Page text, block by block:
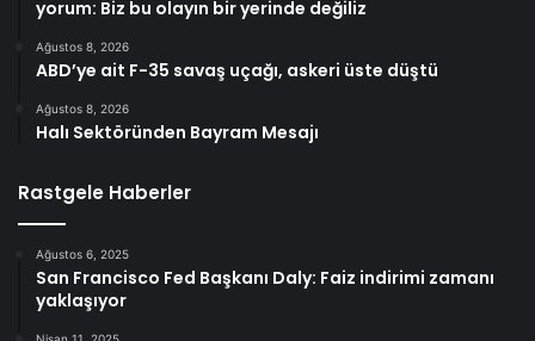
yorum: Biz bu olayın bir yerinde değiliz
Ağustos 8, 2026
ABD’ye ait F-35 savaş uçağı, askeri üste düştü
Ağustos 8, 2026
Halı Sektöründen Bayram Mesajı
Rastgele Haberler
Ağustos 6, 2025
San Francisco Fed Başkanı Daly: Faiz indirimi zamanı
yaklaşıyor